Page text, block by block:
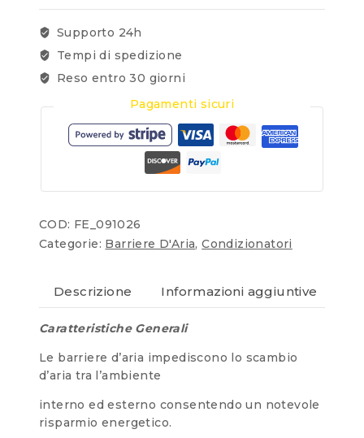
Supporto 24h
Tempi di spedizione
Reso entro 30 giorni
Pagamenti sicuri
COD: FE_091026
Categorie: Barriere D'Aria,Condizionatori
Descrizione Informazioni aggiuntive
Caratteristiche Generali
Le barriere d’aria impediscono lo scambio
d’aria tra l’ambiente
interno ed esterno consentendo un notevole
risparmio energetico.